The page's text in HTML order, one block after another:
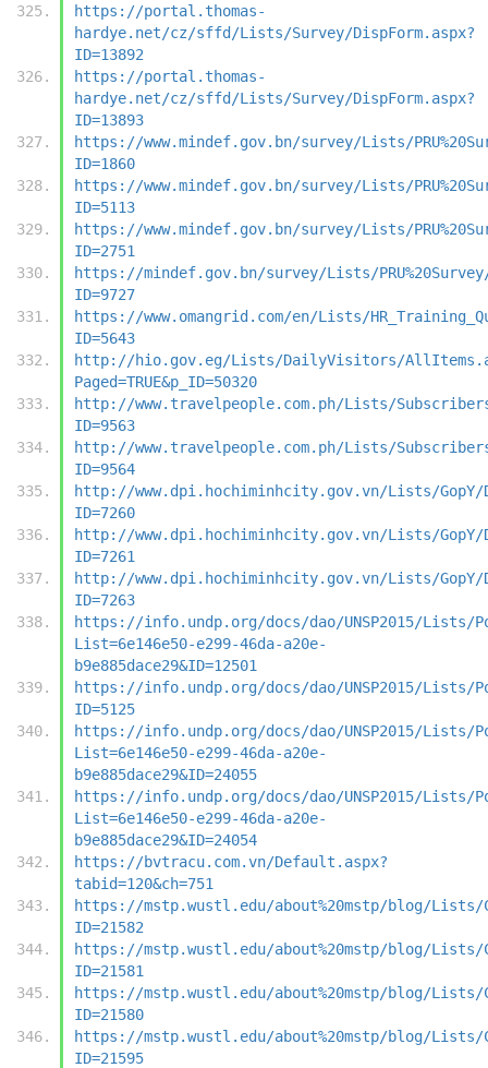
https://portal.thomas-
hardye.net/cz/sffd/Lists/Survey/DispForm.aspx?
ID=13892
https://portal.thomas-
hardye.net/cz/sffd/Lists/Survey/DispForm.aspx?
ID=13893
https://www.mindef.gov.bn/survey/Lists/
ID=1860
https://www.mindef.gov.bn/survey/Lists/
ID=5113
https://www.mindef.gov.bn/survey/Lists/
ID=2751
https://mindef.gov.bn/survey/Lists/
ID=9727
https://www.omangrid.com/en/Lists/
ID=5643
http://hio.gov.eg/Lists/DailyVisitors/
Paged=TRUE&p_ID=50320
http://www.travelpeople.com.ph/Lists/
ID=9563
http://www.travelpeople.com.ph/Lists/
ID=9564
http://www.dpi.hochiminhcity.gov.vn/Lists/GopY/
ID=7260
http://www.dpi.hochiminhcity.gov.vn/Lists/GopY/
ID=7261
http://www.dpi.hochiminhcity.gov.vn/Lists/GopY/
ID=7263
https://info.undp.org/docs/dao/UNSP2015/Lists/
List=6e146e50-e299-46da-a20e-
b9e885dace29&ID=12501
https://info.undp.org/docs/dao/UNSP2015/Lists/
ID=5125
https://info.undp.org/docs/dao/UNSP2015/Lists/
List=6e146e50-e299-46da-a20e-
b9e885dace29&ID=24055
https://info.undp.org/docs/dao/UNSP2015/Lists/
List=6e146e50-e299-46da-a20e-
b9e885dace29&ID=24054
https://bvtracu.com.vn/Default.aspx?
tabid=120&ch=751
https://mstp.wustl.edu/about%20mstp/blog/Lists/
ID=21582
https://mstp.wustl.edu/about%20mstp/blog/Lists/
ID=21581
https://mstp.wustl.edu/about%20mstp/blog/Lists/
ID=21580
https://mstp.wustl.edu/about%20mstp/blog/Lists/
ID=21595